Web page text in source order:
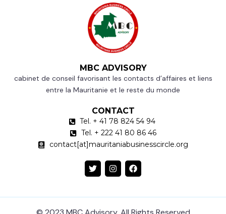
MBC ADVISORY
cabinet de conseil favorisant les contacts d’affaires et liens
entre la Mauritanie et le reste du monde
CONTACT
Tel. + 41 78 824 54 94
Tel. + 222 41 80 86 46
contact[at]mauritaniabusinesscircle.org